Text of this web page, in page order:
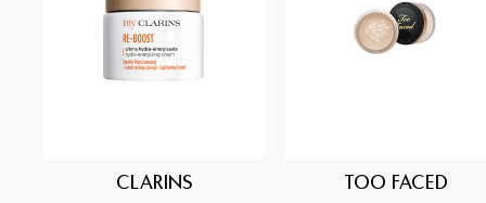
CLARINS TOO FACED